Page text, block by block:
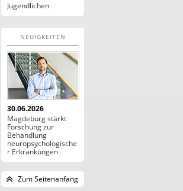
Jugendlichen
NEUIGKEITEN
30.06.2026
Magdeburg stärkt
Forschung zur
Behandlung
neuropsychologische
r Erkrankungen
Zum Seitenanfang